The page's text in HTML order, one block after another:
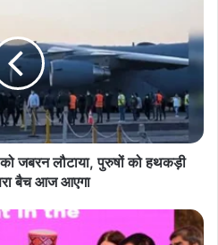
जबरन लौटाया, पुरुषों को हथकड़ी
बैच आज आएगा